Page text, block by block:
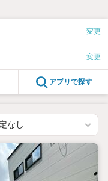
変更
変更
アプリで探す